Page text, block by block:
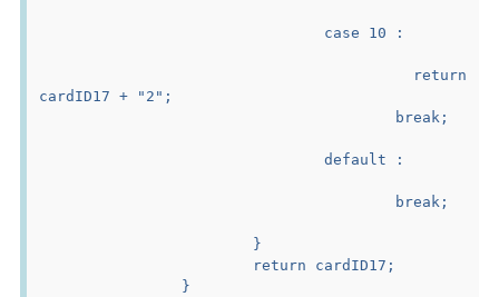
				case 10 :
cardID17 + "2";
					break;
				default :
					break;
			}
			return cardID17;
		}